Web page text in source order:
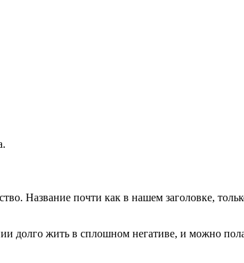
Название почти как в нашем заголовке,
долго жить в сплошном негативе, и можно